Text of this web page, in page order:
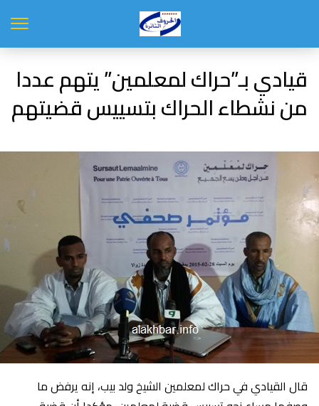
قيادي بـ”حراك لمعلمين” يتهم عددا
من نشطاء الحراك بتسييس قضيتهم
قال القيادي في حراك لمعلمين الشيخ ولد بيب، إنه يرفض ما